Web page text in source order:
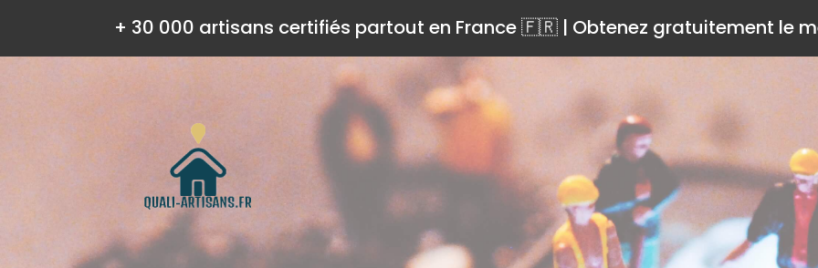
+ 30 000 artisans certifiés partout en France 🇫🇷 | Obtenez gratuitement le